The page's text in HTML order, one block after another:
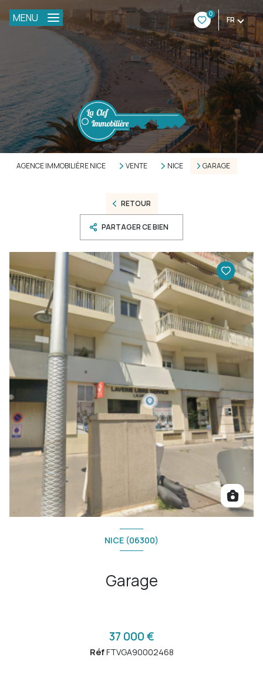
0
FR
MENU
AGENCE IMMOBILIÈRE NICE VENTE NICE GARAGE
RETOUR
PARTAGER CE BIEN
NICE (06300)
Garage
37 000 €
RéfFTVGA90002468